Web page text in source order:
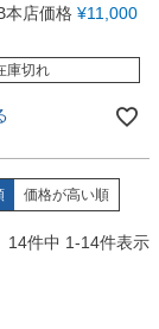
本店価格 ¥11,000
庫切れ
価格が高い順
14件中 1-14件表示